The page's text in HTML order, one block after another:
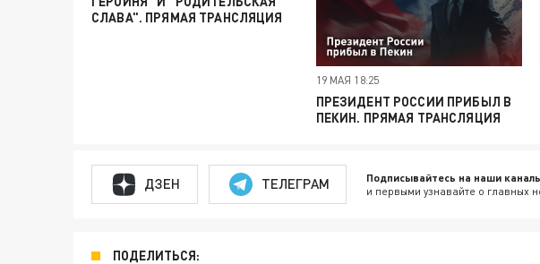
СЛАВА". ПРЯМАЯ ТРАНСЛЯЦИЯ
19 МАЯ 18:25
ПРЕЗИДЕНТ РОССИИ ПРИБЫЛ В
ПЕКИН. ПРЯМАЯ ТРАНСЛЯЦИЯ
ДЗЕН ТЕЛЕГРАМ Подписывайтесь на наши
и первыми узнавайте о главных
ПОДЕЛИТЬСЯ: